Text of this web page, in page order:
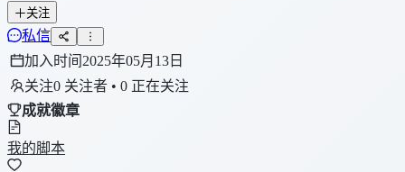
关注
私信
加入时间2025年05月13日
关注0 关注者 • 0 正在关注
成就徽章
我的脚本